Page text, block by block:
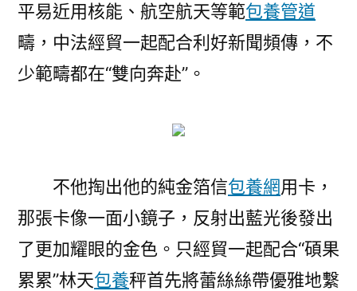
平易近用核能、航空航天等範包養管道
疇，中法經貿一起配合利好新聞頻傳，不
少範疇都在“雙向奔赴”。
不他掏出他的純金箔信包養網用卡，
那張卡像一面小鏡子，反射出藍光後發出
了更加耀眼的金色。只經貿一起配合“碩果
累累”林天包養秤首先將蕾絲絲帶優雅地繫